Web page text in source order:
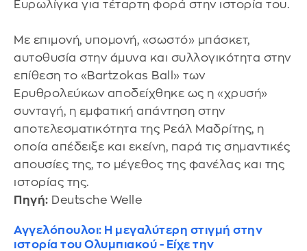
Ευρωλίγκα για τέταρτη φορά στην ιστορία του.
Με επιμονή, υπομονή, «σωστό» μπάσκετ,
αυτοθυσία στην άμυνα και συλλογικότητα στην
επίθεση το «Bartzokas Ball» των
Ερυθρολεύκων αποδείχθηκε ως η «χρυσή»
συνταγή, η εμφατική απάντηση στην
αποτελεσματικότητα της Ρεάλ Μαδρίτης, η
οποία απέδειξε και εκείνη, παρά τις σημαντικές
απουσίες της, το μέγεθος της φανέλας και της
ιστορίας της.
Πηγή: Deutsche Welle
Αγγελόπουλοι: Η μεγαλύτερη στιγμή στην
ιστορία του Ολυμπιακού - Είχε την